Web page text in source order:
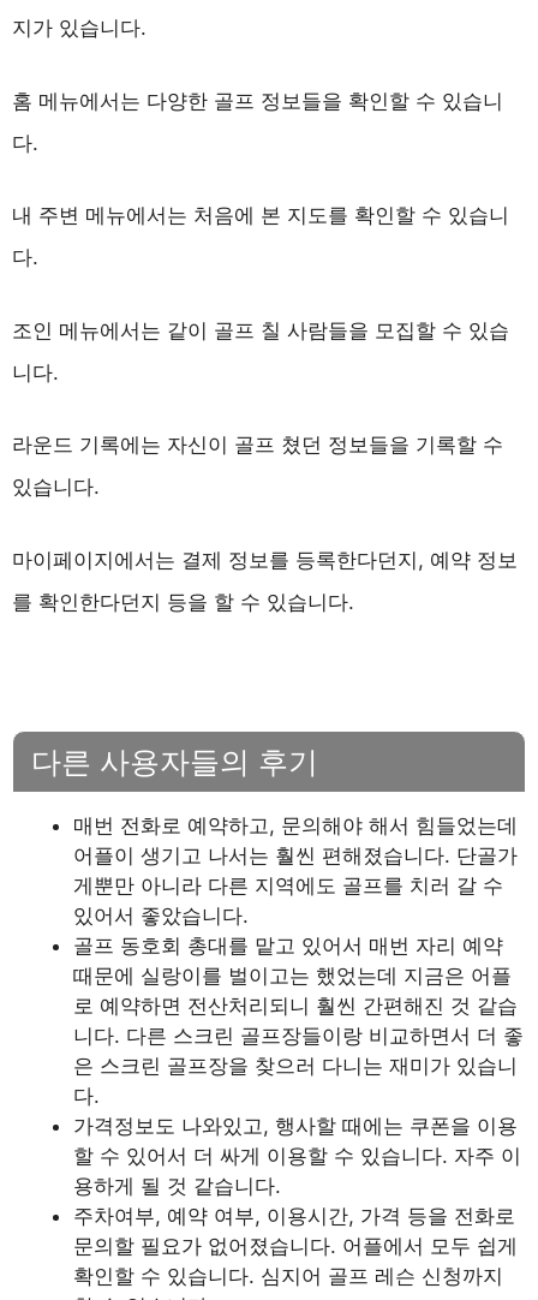
지가 있습니다.
홈 메뉴에서는 다양한 골프 정보들을 확인할 수 있습니
다.
내 주변 메뉴에서는 처음에 본 지도를 확인할 수 있습니
다.
조인 메뉴에서는 같이 골프 칠 사람들을 모집할 수 있습
니다.
라운드 기록에는 자신이 골프 쳤던 정보들을 기록할 수
있습니다.
마이페이지에서는 결제 정보를 등록한다던지, 예약 정보
를 확인한다던지 등을 할 수 있습니다.
다른 사용자들의 후기
매번 전화로 예약하고, 문의해야 해서 힘들었는데
어플이 생기고 나서는 훨씬 편해졌습니다. 단골가
게뿐만 아니라 다른 지역에도 골프를 치러 갈 수
있어서 좋았습니다.
골프 동호회 총대를 맡고 있어서 매번 자리 예약
때문에 실랑이를 벌이고는 했었는데 지금은 어플
로 예약하면 전산처리되니 훨씬 간편해진 것 같습
니다. 다른 스크린 골프장들이랑 비교하면서 더 좋
은 스크린 골프장을 찾으러 다니는 재미가 있습니
다.
가격정보도 나와있고, 행사할 때에는 쿠폰을 이용
할 수 있어서 더 싸게 이용할 수 있습니다. 자주 이
용하게 될 것 같습니다.
주차여부, 예약 여부, 이용시간, 가격 등을 전화로
문의할 필요가 없어졌습니다. 어플에서 모두 쉽게
확인할 수 있습니다. 심지어 골프 레슨 신청까지